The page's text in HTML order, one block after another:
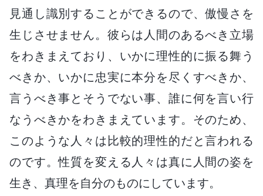
見通し識別することができるので、傲慢さを
生じさせません。彼らは人間のあるべき立場
をわきまえており、いかに理性的に振る舞う
べきか、いかに忠実に本分を尽くすべきか、
言うべき事とそうでない事、誰に何を言い行
なうべきかをわきまえています。そのため、
このような人々は比較的理性的だと言われる
のです。性質を変える人々は真に人間の姿を
生き、真理を自分のものにしています。